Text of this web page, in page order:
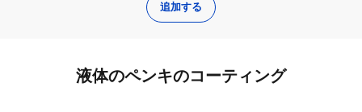
追加する
液体のペンキのコーティング